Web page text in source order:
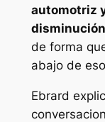
automotriz
de forma
abajo de
Ebrard